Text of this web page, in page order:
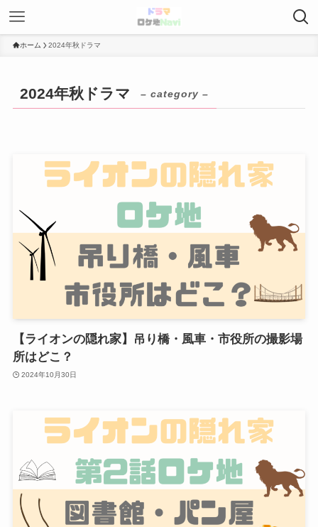
ホーム 2024年秋ドラマ
2024年秋ドラマ – category –
【ライオンの隠れ家】吊り橋・風車・市役所の撮影場
所はどこ？
2024年10月30日